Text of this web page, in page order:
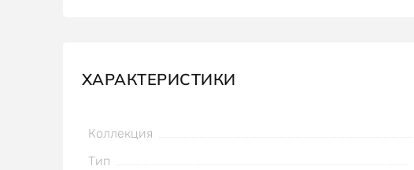
ХАРАКТЕРИСТИКИ
Коллекция
Тип